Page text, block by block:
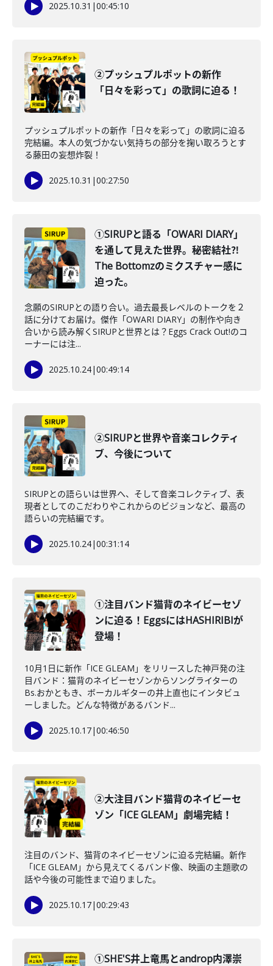
2025.10.31 |00:45:10
②プッシュプルポットの新作
「日々を彩って」の歌詞に迫る！
プッシュプルポットの新作「日々を彩って」の歌詞に迫る
完結編。本人の気づかない気持ちの部分を掬い取ろうとす
る藤田の妄想炸裂！
2025.10.31 |00:27:50
①SIRUPと語る「OWARI DIARY」
を通して見えた世界。秘密結社⁈
The Bottomzのミクスチャー感に
迫った。
念願のSIRUPとの語り合い。過去最長レベルのトークを２
話に分けてお届け。傑作「OWARI DIARY」の制作や向き
合いから読み解くSIRUPと世界とは？Eggs Crack Out!のコ
ーナーには注...
2025.10.24|00:49:14
②SIRUPと世界や音楽コレクティ
ブ、今後について
SIRUPとの語らいは世界へ、そして音楽コレクティブ、表
現者としてのこだわりやこれからのビジョンなど、最高の
語らいの完結編です。
2025.10.24|00:31:14
①注目バンド猫背のネイビーセゾ
ンに迫る！EggsにはHASHIRIBIが
登場！
10月1日に新作「ICE GLEAM」をリリースした神戸発の注
目バンド：猫背のネイビーセゾンからソングライターの
Bs.おかともき、ボーカルギターの井上直也にインタビュ
ーしました。どんな特徴があるバンド...
2025.10.17|00:46:50
②大注目バンド猫背のネイビーセ
ゾン「ICE GLEAM」劇場完結！
注目のバンド、猫背のネイビーセゾンに迫る完結編。新作
「ICE GLEAM」から見えてくるバンド像、映画の主題歌の
話や今後の可能性まで迫りました。
2025.10.17|00:29:43
①SHE'S井上竜馬とandrop内澤崇